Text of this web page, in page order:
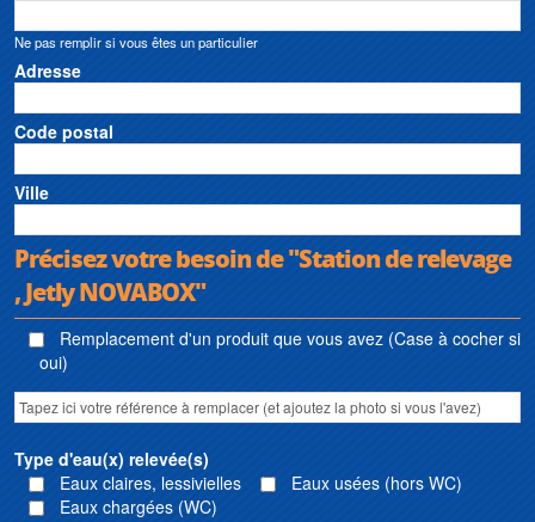
Ne pas remplir si vous êtes un particulier
Adresse
Code postal
Ville
Précisez votre besoin de "Station de relevage
, Jetly NOVABOX"
Remplacement d'un produit que vous avez (Case à cocher si
oui)
Type d'eau(x) relevée(s)
Eaux claires, lessivielles
Eaux usées (hors WC)
Eaux chargées (WC)